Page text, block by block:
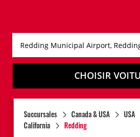
CHOISIR
Succursales Canada & USA
USA
California
Redding